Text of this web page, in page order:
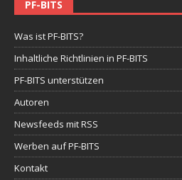
PF-BITS
Was ist PF-BITS?
Inhaltliche Richtlinien in PF-BITS
PF-BITS unterstützen
Autoren
Newsfeeds mit RSS
Werben auf PF-BITS
Kontakt